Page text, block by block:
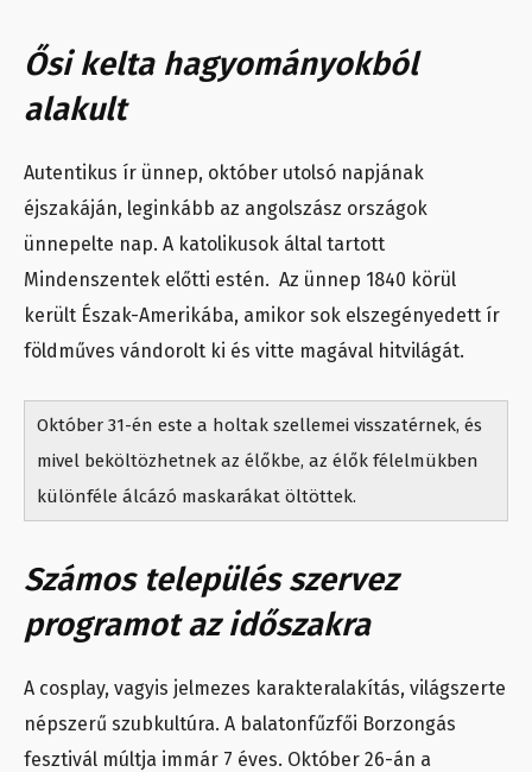
Ősi kelta hagyományokból
alakult
Autentikus ír ünnep, október utolsó napjának
éjszakáján, leginkább az angolszász országok
ünnepelte nap. A katolikusok által tartott
Mindenszentek előtti estén. Az ünnep 1840 körül
került Észak-Amerikába, amikor sok elszegényedett ír
földműves vándorolt ki és vitte magával hitvilágát.
Október 31-én este a holtak szellemei visszatérnek, és
mivel beköltözhetnek az élőkbe, az élők félelmükben
különféle álcázó maskarákat öltöttek.
Számos település szervez
programot az időszakra
A cosplay, vagyis jelmezes karakteralakítás, világszerte
népszerű szubkultúra. A balatonfűzfői Borzongás
fesztivál múltja immár 7 éves. Október 26-án a